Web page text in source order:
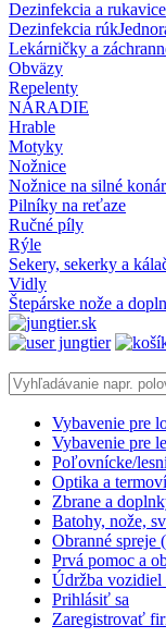
Dezinfekcia a rukavice
Dezinfekcia rúk
Lekárničky a
Obväzy
Repelenty
NÁRADIE
Hrable
Motyky
Nožnice
Nožnice na silné
Pilníky na reťaze
Ručné píly
Rýle
Sekery, sekerky a
Vidly
Štepárske nože a
Vybavenie pre
Vybavenie pre
Poľovnícke/
Optika a
Zbrane a
Batohy, nože,
Obranné spreje
Prvá pomoc a
Údržba vozidiel
Prihlásiť sa
Zaregistrovať